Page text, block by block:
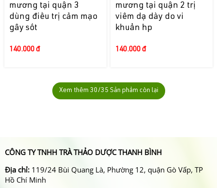
mương tại quận 3
dùng điều trị cảm mạo
gây sốt
140.000 đ
mương tại quận 2 trị
viêm dạ dày do vi
khuẩn hp
140.000 đ
Xem thêm 30/35 Sản phẩm còn lại
CÔNG TY TNHH TRÀ THẢO DƯỢC THANH BÌNH
Địa chỉ: 119/24 Bùi Quang Là, Phường 12, quận Gò Vấp, TP
Hồ Chí Minh